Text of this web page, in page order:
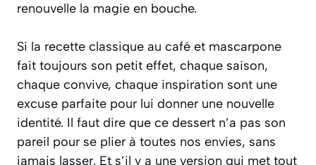
renouvelle la magie en bouche.
Si la recette classique au café et mascarpone
fait toujours son petit effet, chaque saison,
chaque convive, chaque inspiration sont une
excuse parfaite pour lui donner une nouvelle
identité. Il faut dire que ce dessert n’a pas son
pareil pour se plier à toutes nos envies, sans
jamais lasser. Et s’il y a une version qui met tout